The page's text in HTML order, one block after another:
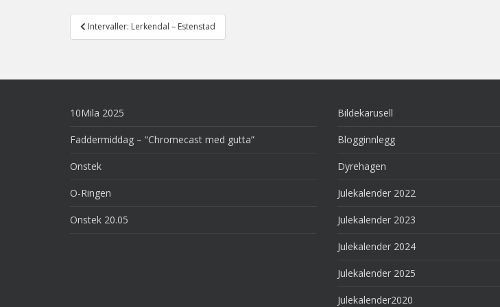
Post
navigation
Intervaller: Lerkendal – Estenstad
10Mila 2025
Faddermiddag – “Chromecast med gutta”
Onstek
O-Ringen
Onstek 20.05
Bildekarusell
Blogginnlegg
Dyrehagen
Julekalender 2022
Julekalender 2023
Julekalender 2024
Julekalender 2025
Julekalender2020